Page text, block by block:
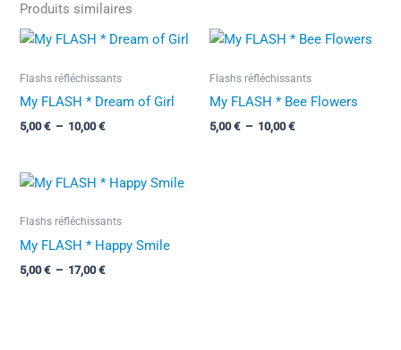
Produits similaires
Flashs réfléchissants
My FLASH * Dream of Girl
5,00€ – 10,00€
Plage
5,00 €
à
Flashs réfléchissants
My FLASH * Bee Flowers
5,00€ – 10,00€
Plage
5,00 €
à
Flashs réfléchissants
My FLASH * Happy Smile
5,00€ – 17,00€
Plage
5,00 €
à
17,00 €